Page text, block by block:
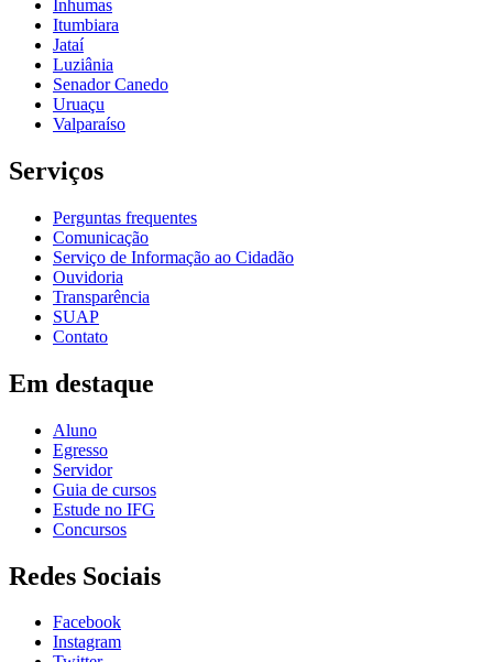
Inhumas
Itumbiara
Jataí
Luziânia
Senador Canedo
Uruaçu
Valparaíso
Serviços
Perguntas frequentes
Comunicação
Serviço de Informação ao Cidadão
Ouvidoria
Transparência
SUAP
Contato
Em destaque
Aluno
Egresso
Servidor
Guia de cursos
Estude no IFG
Concursos
Redes Sociais
Facebook
Instagram